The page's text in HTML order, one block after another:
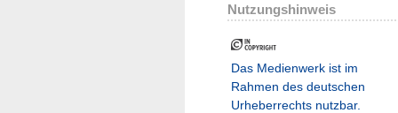
Nutzungshinweis
Das Medienwerk ist im
Rahmen des deutschen
Urheberrechts nutzbar.